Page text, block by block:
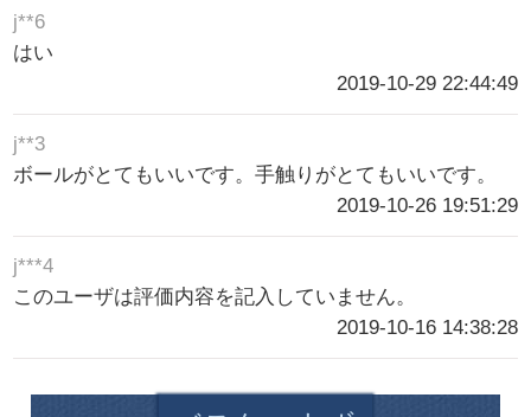
j**6
はい
2019-10-29 22:44:49
j**3
ボールがとてもいいです。手触りがとてもいいです。
2019-10-26 19:51:29
j***4
このユーザは評価内容を記入していません。
2019-10-16 14:38:28